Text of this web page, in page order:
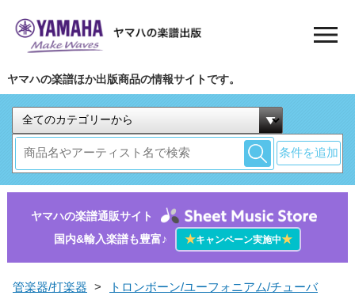
ヤマハの楽譜ほか出版商品の情報サイトです。
条件を追加
ヤマハの楽譜通販サイト
国内&輸入楽譜も豊富♪
★キャンペーン実施中★
管楽器/打楽器 > トロンボーン/ユーフォニアム/チューバ